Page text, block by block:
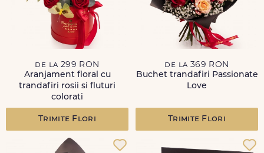
de la 299 RON
Aranjament floral cu
trandafiri rosii si fluturi
colorati
Trimite Flori
de la 369 RON
Buchet trandafiri Passionate
Love
Trimite Flori